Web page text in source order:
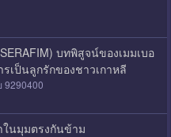
บทพิสูจน์ของเมมเบอ
เป็นลูกรักของชาวเกาหลี
9290400
ในมุมตรงกันข้าม